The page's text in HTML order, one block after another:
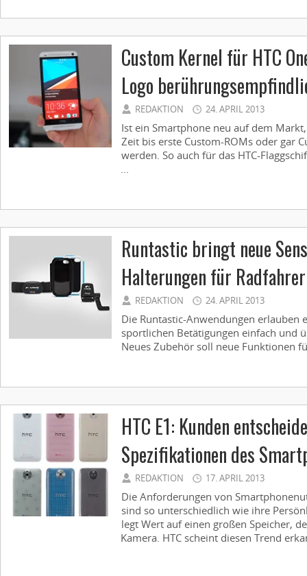
Custom Kernel für HTC
Logo
REDAKTION 24. APRIL 2013
Ist ein Smartphone neu auf dem
Zeit bis erste Custom-ROMs oder gar
werden. So auch für das HTC-
...
Runtastic bringt neue
Halterungen für Radfahrer
REDAKTION 24. APRIL 2013
Die Runtastic-Anwendungen erlauben
sportlichen Betätigungen einfach und
Neues Zubehör soll neue Funktionen
HTC E1: Kunden
Spezifikationen des
REDAKTION 17. APRIL 2013
Die Anforderungen von
sind so unterschiedlich wie ihre
legt Wert auf einen großen Speicher,
Kamera. HTC scheint diesen Trend